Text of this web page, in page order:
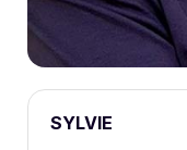
SYLVIE